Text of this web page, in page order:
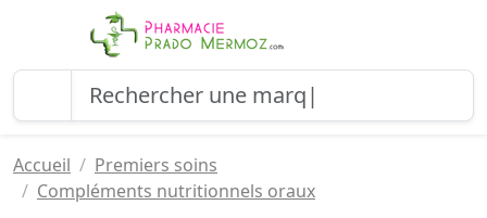
Accueil
Premiers soins
Compléments nutritionnels oraux